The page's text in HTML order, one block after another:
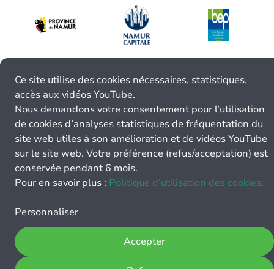
Ce site utilise des cookies nécessaires, statistiques,
accès aux vidéos YouTube.
Nous demandons votre consentement pour l’utilisation
de cookies d’analyses statistiques de fréquentation du
site web utiles à son amélioration et de vidéos YouTube
sur le site web. Votre préférence (refus/acceptation) est
conservée pendant 6 mois.
Pour en savoir plus : Politique d’utilisation des cookies.
Personnaliser
Accepter